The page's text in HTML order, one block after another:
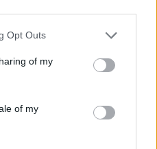
Opt Outs
of my
of my